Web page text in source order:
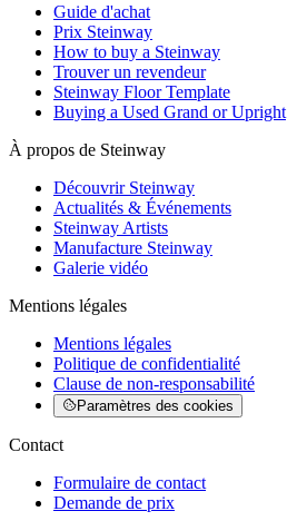
Guide d'achat
Prix Steinway
How to buy a Steinway
Trouver un revendeur
Steinway Floor Template
Buying a Used Grand or Upright
À propos de Steinway
Découvrir Steinway
Actualités & Événements
Steinway Artists
Manufacture Steinway
Galerie vidéo
Mentions légales
Mentions légales
Politique de confidentialité
Clause de non-responsabilité
Paramètres des cookies
Contact
Formulaire de contact
Demande de prix